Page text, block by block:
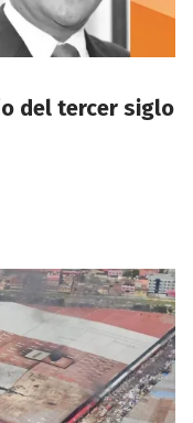
del tercer siglo